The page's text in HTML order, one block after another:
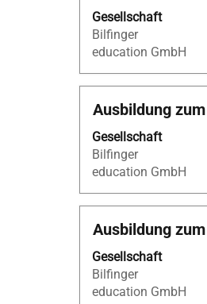
Gesellschaft
Bilfinger
education GmbH
die
Leertaste,
um
die
vollständig
Stellenbezeichnung
Ausbildung
Gesellschaft
Bilfinger
education GmbH
Drücken
die
Leertaste,
um
die
vollständig
Stellenbezeichnung
Ausbildung
Gesellschaft
Bilfinger
education GmbH
Drücken
die
Leertaste,
um